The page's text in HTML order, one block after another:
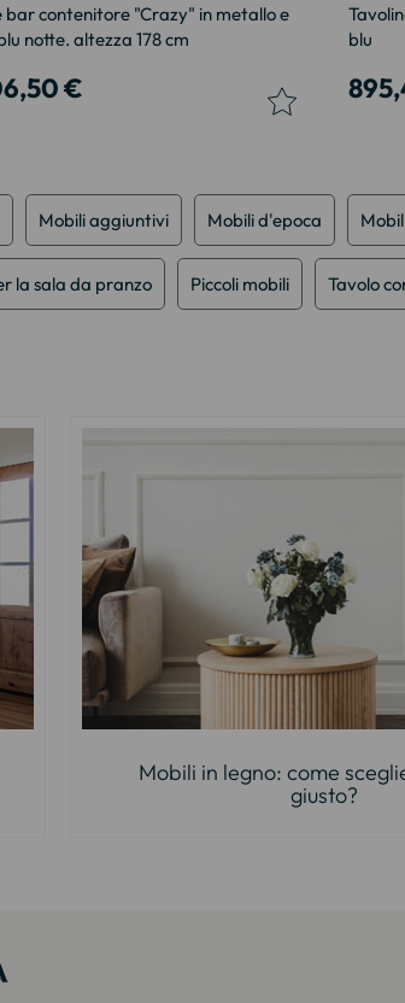
bar contenitore "Crazy" in metallo e
notte. altezza 178 cm
€
blu
Mobili aggiuntivi Mobili d'epoca
la sala da pranzo Piccoli mobili Tavolo
Mobili in legno: come
giusto?